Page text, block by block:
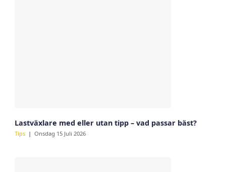
Lastväxlare med eller utan tipp – vad passar bäst?
Tips Onsdag 15 Juli 2026